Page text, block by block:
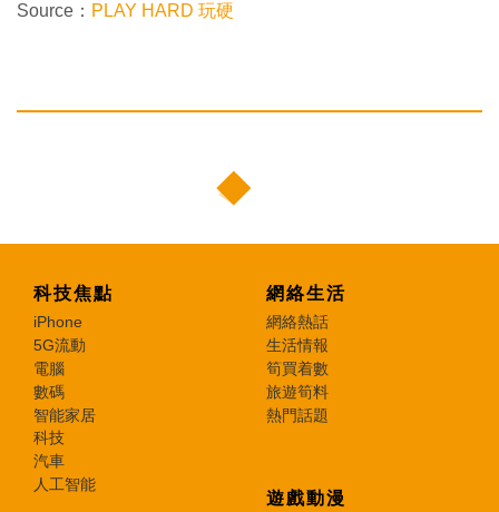
Source： PLAY HARD 玩硬
科技焦點
iPhone
5G流動
電腦
數碼
智能家居
科技
汽車
人工智能
網絡生活
網絡熱話
生活情報
筍買着數
旅遊筍料
熱門話題
遊戲動漫